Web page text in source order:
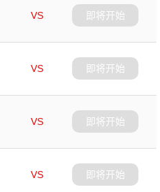
VS
即将开始
VS
即将开始
VS
即将开始
VS
即将开始